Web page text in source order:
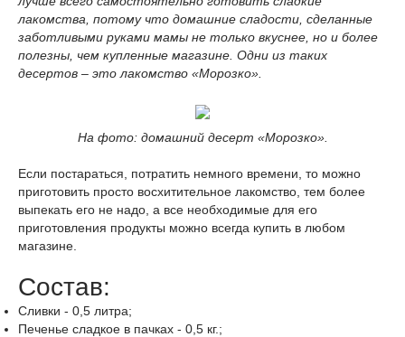
лакомства, потому что домашние сладости, сделанные
заботливыми руками мамы не только вкуснее, но и более
полезны, чем купленные магазине. Одни из таких
десертов – это лакомство «Морозко».
На фото: домашний десерт «Морозко».
Если постараться, потратить немного времени, то можно
приготовить просто восхитительное лакомство, тем более
выпекать его не надо, а все необходимые для его
приготовления продукты можно всегда купить в любом
магазине.
Состав:
Сливки - 0,5 литра;
Печенье сладкое в пачках - 0,5 кг.;